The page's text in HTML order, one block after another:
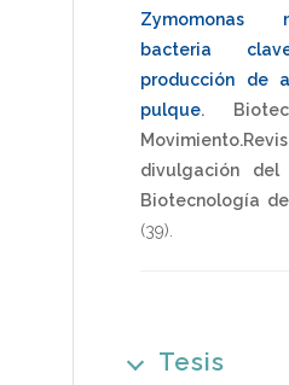
Zymomonas
bacteria
producción de
pulque.
divulgación
Biotecnología
(39).
Tesis